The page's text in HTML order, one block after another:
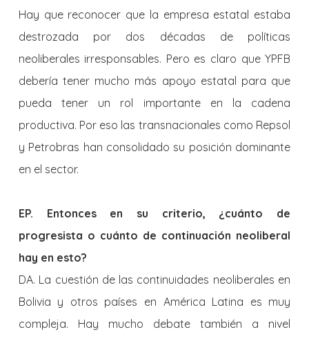
Hay que reconocer que la empresa estatal estaba
destrozada por dos décadas de políticas
neoliberales irresponsables. Pero es claro que YPFB
debería tener mucho más apoyo estatal para que
pueda tener un rol importante en la cadena
productiva. Por eso las transnacionales como Repsol
y Petrobras han consolidado su posición dominante
en el sector.
EP. Entonces en su criterio, ¿cuánto de
progresista o cuánto de continuación neoliberal
hay en esto?
DA. La cuestión de las continuidades neoliberales en
Bolivia y otros países en América Latina es muy
compleja. Hay mucho debate también a nivel